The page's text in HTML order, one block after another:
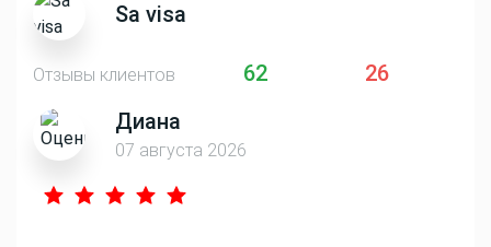
Sa visa
Отзывы клиентов 62
26
Диана
07 августа 2026